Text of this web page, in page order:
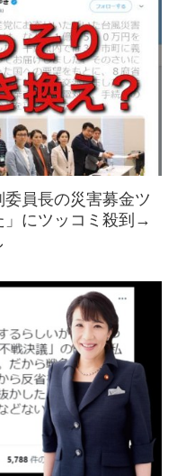
員長の災害募金ツ
」にツッコミ殺到→